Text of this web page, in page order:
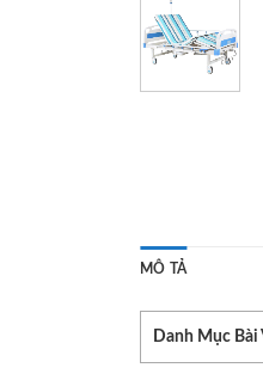
MÔ TẢ
Danh Mục Bài